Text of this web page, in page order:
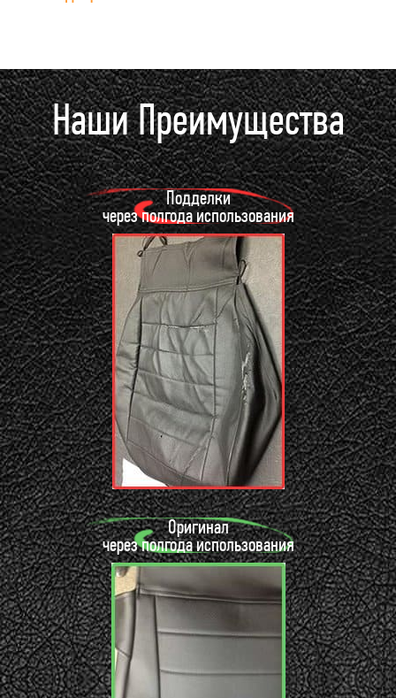
Наши Преимущества
Подделки
через полгода использования
Оригинал
через полгода использования